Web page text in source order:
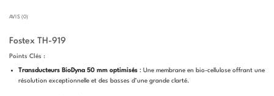
AVIS (0)
Fostex TH-919
Points Clés :
Transducteurs BioDyna 50 mm optimisés: Une membrane en bio-cellulose offrant une
résolution exceptionnelle et des basses d’une grande clarté.